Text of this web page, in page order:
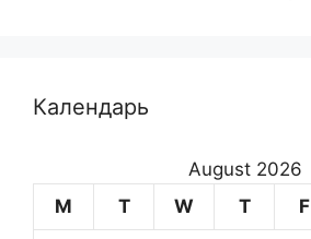
Календарь
August 2026
M
T W T F